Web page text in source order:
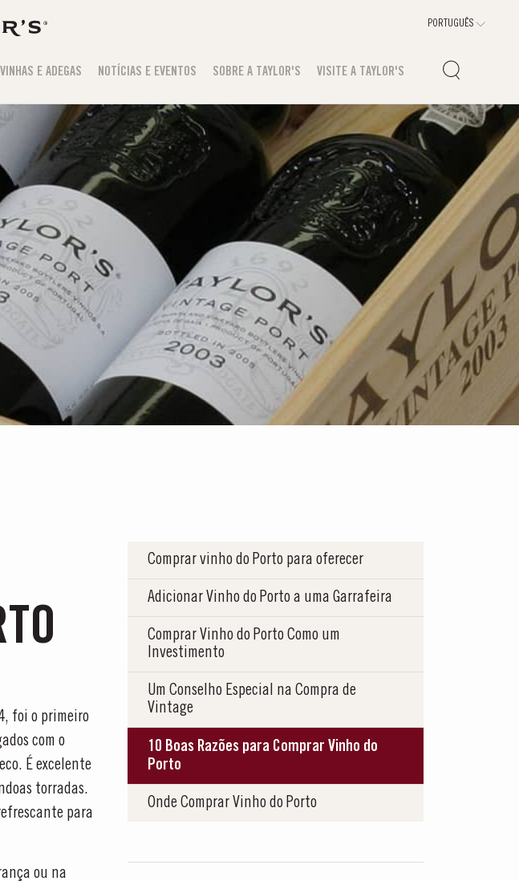
VINHAS E ADEGAS NOTÍCIAS E EVENTOS SOBRE A TAYLOR'S VISITE A TAYLOR'S
foi o primeiro
com o
É excelente
torradas.
para
ou na
Comprar vinho do Porto para oferecer
Adicionar Vinho do Porto a uma Garrafeira
Comprar Vinho do Porto Como um
Investimento
Um Conselho Especial na Compra de
Vintage
10 Boas Razões para Comprar Vinho do
Porto
Onde Comprar Vinho do Porto